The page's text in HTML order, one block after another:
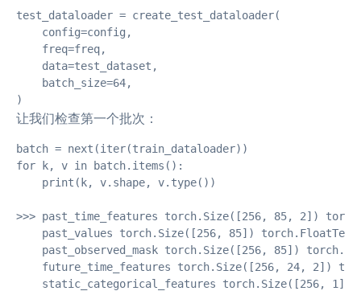
test_dataloader = create_test_dataloader(
    config=config,
    freq=freq,
    data=test_dataset,
    batch_size=64,
)
让我们检查第一个批次：
batch = next(iter(train_dataloader))
for k, v in batch.items():
    print(k, v.shape, v.type())
>>> past_time_features torch.Size([256, 85, 2])
past_values torch.Size([256, 85])
past_observed_mask torch.Size([256, 85])
future_time_features torch.Size([256, 24, 2])
static_categorical_features torch.Size([256, 1])